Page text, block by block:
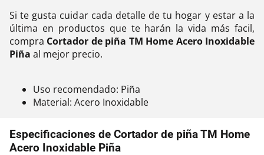
Si te gusta cuidar cada detalle de tu hogar y estar a la
última en productos que te harán la vida más facil,
compra Cortador de piña TM Home Acero Inoxidable
Piña al mejor precio.
Uso recomendado: Piña
Material: Acero Inoxidable
Especificaciones de Cortador de piña TM Home
Acero Inoxidable Piña